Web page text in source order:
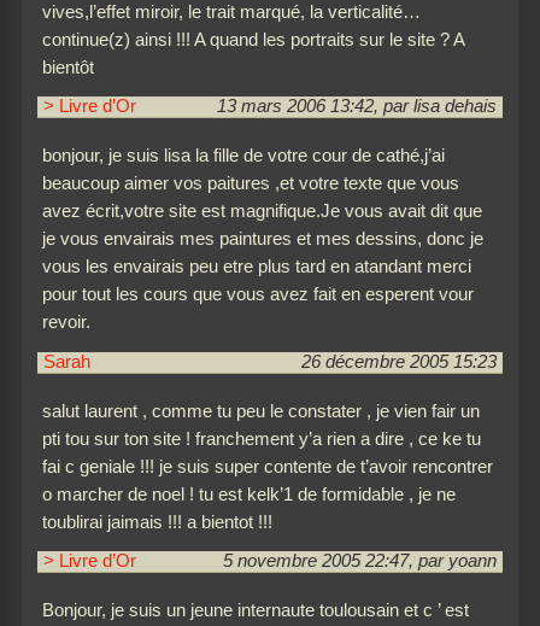
vives,l’effet miroir, le trait marqué, la verticalité…
continue(z) ainsi !!! A quand les portraits sur le site ? A
bientôt
> Livre d’Or 13 mars 2006 13:42, par lisa dehais
bonjour, je suis lisa la fille de votre cour de cathé,j’ai
beaucoup aimer vos paitures ,et votre texte que vous
avez écrit,votre site est magnifique.Je vous avait dit que
je vous envairais mes paintures et mes dessins, donc je
vous les envairais peu etre plus tard en atandant merci
pour tout les cours que vous avez fait en esperent vour
revoir.
Sarah 26 décembre 2005 15:23
salut laurent , comme tu peu le constater , je vien fair un
pti tou sur ton site ! franchement y’a rien a dire , ce ke tu
fai c geniale !!! je suis super contente de t’avoir rencontrer
o marcher de noel ! tu est kelk’1 de formidable , je ne
toublirai jaimais !!! a bientot !!!
> Livre d’Or 5 novembre 2005 22:47, par yoann
Bonjour, je suis un jeune internaute toulousain et c ’ est